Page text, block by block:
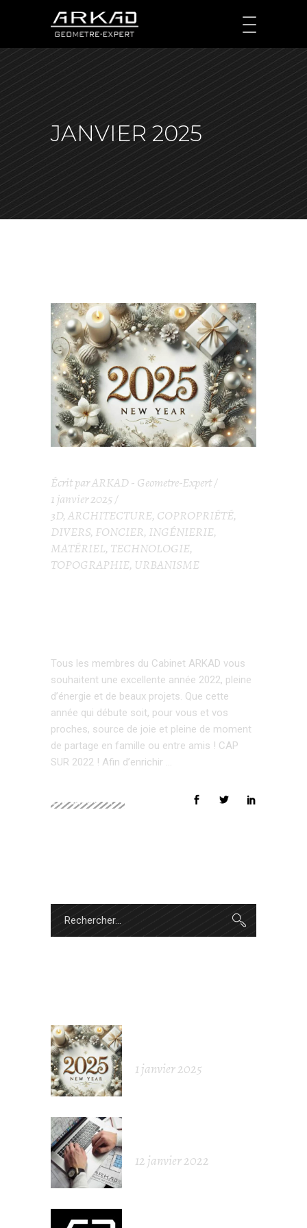
JANVIER 2025
Écrit parARKAD - Geometre-Expert
1 janvier 2025
3D, ARCHITECTURE, COPROPRIÉTÉ,
DIVERS, FONCIER, INGÉNIERIE,
MATÉRIEL, TECHNOLOGIE,
TOPOGRAPHIE, URBANISME
Tous les membres du Cabinet ARKAD vous
souhaitent une excellente année 2022, pleine
d’énergie et de beaux projets. Que cette
année qui débute soit, pour vous et vos
proches, source de joie et pleine de moment
de partage en famille ou entre amis ! CAP
SUR 2022 ! Afin d’enrichir
EN SAVOIR +
1 janvier 2025
12 janvier 2022